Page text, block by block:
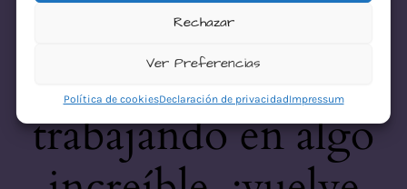
Rechazar
Ver Preferencias
Política de cookiesDeclaración de privacidadImpressum
¡Disculpa este
desastre! Estamos
trabajando en algo